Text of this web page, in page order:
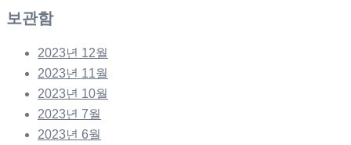
보관함
2023년 12월
2023년 11월
2023년 10월
2023년 7월
2023년 6월